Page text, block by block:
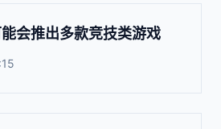
会推出多款竞技类游戏